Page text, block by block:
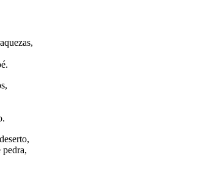
pedra,